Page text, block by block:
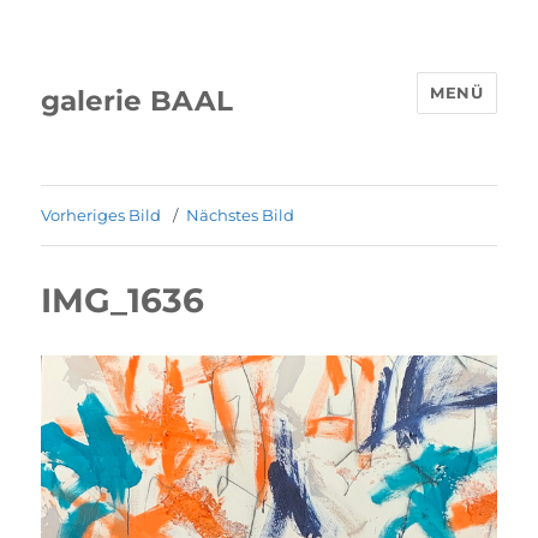
galerie BAAL MENÜ
Vorheriges Bild Nächstes Bild
IMG_1636